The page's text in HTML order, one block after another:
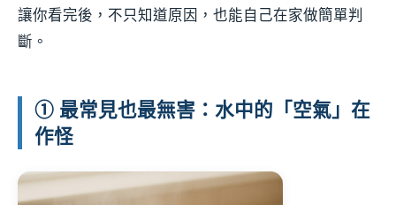
讓你看完後，不只知道原因，也能自己在家做簡單判
斷。
① 最常見也最無害：水中的「空氣」在
作怪